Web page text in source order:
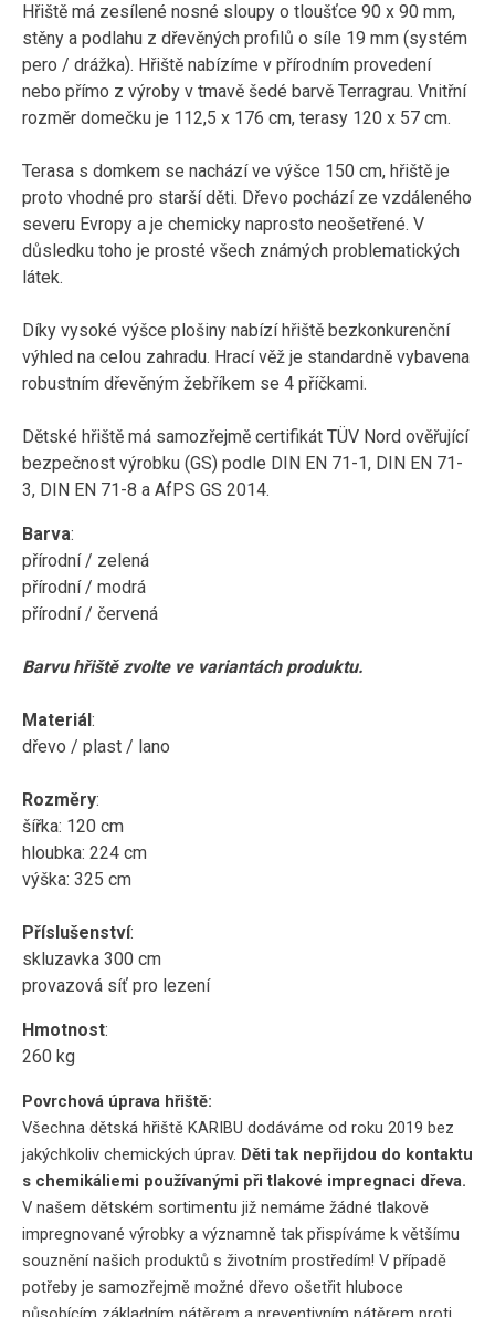
Hřiště má zesílené nosné sloupy o tloušťce 90 x 90 mm,
stěny a podlahu z dřevěných profilů o síle 19 mm (systém
pero / drážka). Hřiště nabízíme v přírodním provedení
nebo přímo z výroby v tmavě šedé barvě Terragrau. Vnitřní
rozměr domečku je 112,5 x 176 cm, terasy 120 x 57 cm.
Terasa s domkem se nachází ve výšce 150 cm, hřiště je
proto vhodné pro starší děti. Dřevo pochází ze vzdáleného
severu Evropy a je chemicky naprosto neošetřené. V
důsledku toho je prosté všech známých problematických
látek.
Díky vysoké výšce plošiny nabízí hřiště bezkonkurenční
výhled na celou zahradu. Hrací věž je standardně vybavena
robustním dřevěným žebříkem se 4 příčkami.
Dětské hřiště má samozřejmě certifikát TÜV Nord ověřující
bezpečnost výrobku (GS) podle DIN EN 71-1, DIN EN 71-
3, DIN EN 71-8 a AfPS GS 2014.
Barva:
přírodní / zelená
přírodní / modrá
přírodní / červená
Barvu hřiště zvolte ve variantách produktu.
Materiál:
dřevo / plast / lano
Rozměry:
šířka: 120 cm
hloubka: 224 cm
výška: 325 cm
Příslušenství:
skluzavka 300 cm
provazová síť pro lezení
Hmotnost:
260 kg
Povrchová úprava hřiště:
Všechna dětská hřiště KARIBU dodáváme od roku 2019 bez
jakýchkoliv chemických úprav. Děti tak nepřijdou do kontaktu
s chemikáliemi používanými při tlakové impregnaci dřeva.
V našem dětském sortimentu již nemáme žádné tlakově
impregnované výrobky a významně tak přispíváme k většímu
souznění našich produktů s životním prostředím! V případě
potřeby je samozřejmě možné dřevo ošetřit hluboce